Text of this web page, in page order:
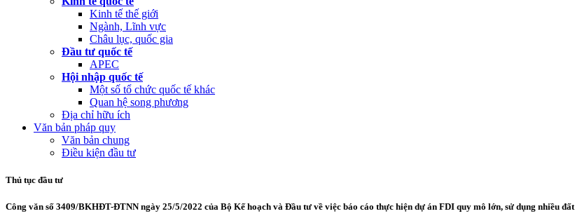
Kinh tế thế giới
Ngành, Lĩnh vực
Châu lục, quốc gia
Đầu tư quốc tế
APEC
Hội nhập quốc tế
Một số tổ chức quốc tế khác
Quan hệ song phương
Địa chỉ hữu ích
Văn bản pháp quy
Văn bản chung
Điều kiện đầu tư
Thủ tục đầu tư
Công văn số 3409/BKHĐT-ĐTNN ngày 25/5/2022 của Bộ Kế hoạch và Đầu tư về việc báo cáo thực hiện dự án FDI quy mô lớn, sử dụng nhiều đất